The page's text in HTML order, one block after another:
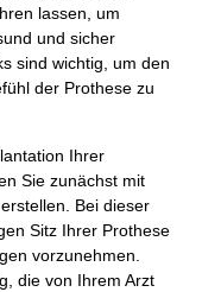
lassen, um
und sicher
sind wichtig, um den
der Prothese zu
Ihrer
Sie zunächst mit
Bei dieser
Sitz Ihrer Prothese
vorzunehmen.
die von Ihrem Arzt